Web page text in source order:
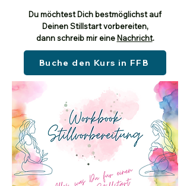
Du möchtest Dich bestmöglichst auf
Deinen Stillstart vorbereiten,
dann schreib mir eine Nachricht.
Buche den Kurs in FFB